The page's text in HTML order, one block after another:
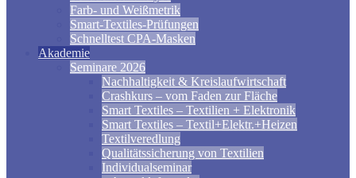
Farb- und Weißmetrik
Smart-Textiles-Prüfungen
Schnelltest CPA-Masken
Akademie
Seminare 2026
Nachhaltigkeit & Kreislaufwirtschaft
Crashkurs – vom Faden zur Fläche
Smart Textiles – Textilien + Elektronik
Smart Textiles – Textil+Elektr.+Heizen
Textilveredlung
Qualitätssicherung von Textilien
Individualseminar